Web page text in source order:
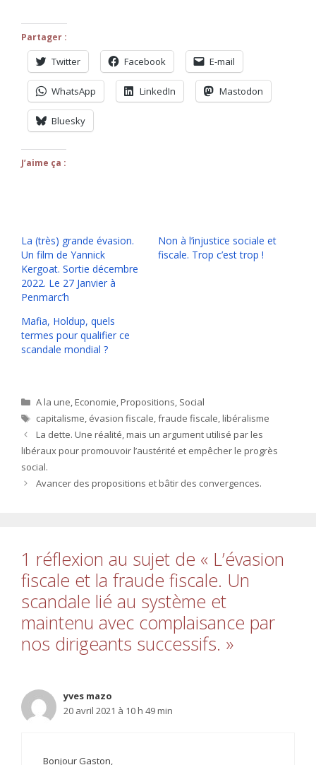
Partager :
Twitter Facebook E-mail
WhatsApp LinkedIn Mastodon
Bluesky
J’aime ça :
La (très) grande évasion.
Un film de Yannick
Kergoat. Sortie décembre
2022. Le 27 Janvier à
Penmarc’h
Non à l’injustice sociale et
fiscale. Trop c’est trop !
Mafia, Holdup, quels
termes pour qualifier ce
scandale mondial ?
Catégories
A la une,Economie,Propositions, Social
Étiquettes
capitalisme, évasion fiscale,fraude fiscale,libéralisme
La dette. Une réalité, mais un argument utilisé par les
libéraux pour promouvoir l’austérité et empêcher le progrès
social.
Avancer des propositions et bâtir des convergences.
1 réflexion au sujet de « L’évasion
fiscale et la fraude fiscale. Un
scandale lié au système et
maintenu avec complaisance par
nos dirigeants successifs. »
yves mazo
20 avril 2021 à 10 h 49 min
Bonjour Gaston,